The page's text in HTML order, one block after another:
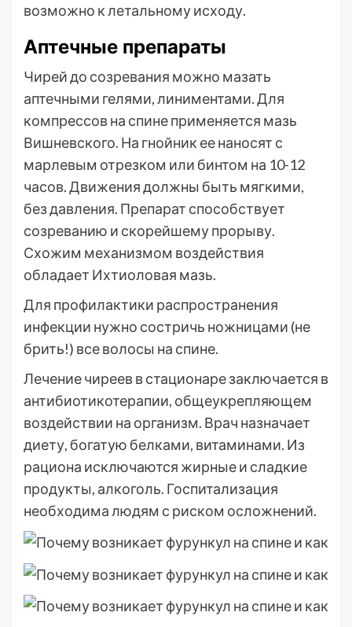
возможно к летальному исходу.
Аптечные препараты
Чирей до созревания можно мазать
аптечными гелями, линиментами. Для
компрессов на спине применяется мазь
Вишневского. На гнойник ее наносят с
марлевым отрезком или бинтом на 10-12
часов. Движения должны быть мягкими,
без давления. Препарат способствует
созреванию и скорейшему прорыву.
Схожим механизмом воздействия
обладает Ихтиоловая мазь.
Для профилактики распространения
инфекции нужно состричь ножницами (не
брить!) все волосы на спине.
Лечение чиреев в стационаре заключается в
антибиотикотерапии, общеукрепляющем
воздействии на организм. Врач назначает
диету, богатую белками, витаминами. Из
рациона исключаются жирные и сладкие
продукты, алкоголь. Госпитализация
необходима людям с риском осложнений.